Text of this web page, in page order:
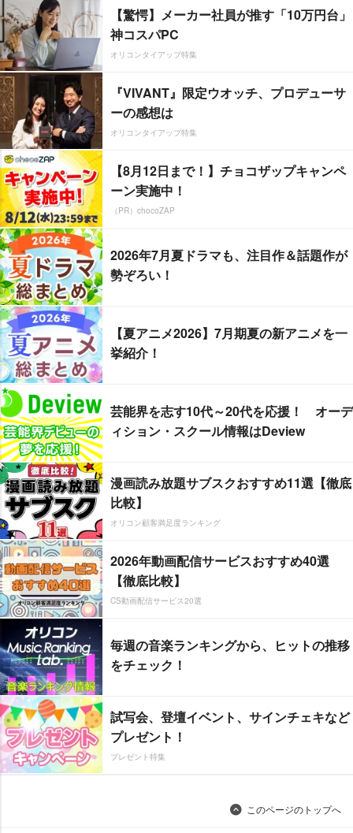
【驚愕】メーカー社員が推す「10万円台」
神コスパPC
オリコンタイアップ特集
『VIVANT』限定ウオッチ、プロデューサ
ーの感想は
オリコンタイアップ特集
【8月12日まで！】チョコザップキャンペ
ーン実施中！
（PR）chocoZAP
2026年7月夏ドラマも、注目作＆話題作が
勢ぞろい！
【夏アニメ2026】7月期夏の新アニメを一
挙紹介！
芸能界を志す10代～20代を応援！ オーデ
ィション・スクール情報はDeview
漫画読み放題サブスクおすすめ11選【徹底
比較】
オリコン顧客満足度ランキング
2026年動画配信サービスおすすめ40選
【徹底比較】
CS動画配信サービス20選
毎週の音楽ランキングから、ヒットの推移
をチェック！
試写会、登壇イベント、サインチェキなど
プレゼント！
プレゼント特集
このページのトップへ